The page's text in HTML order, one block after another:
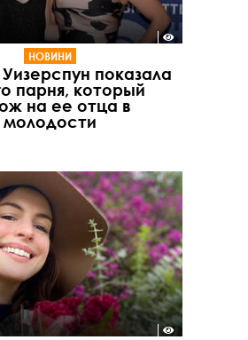
НОВИНИ
показала
парня, который
на ее отца в
молодости